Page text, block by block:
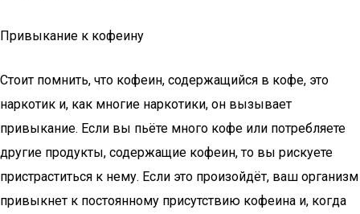
Привыкание к кофеину
Стоит помнить, что кофеин, содержащийся в кофе, это
наркотик и, как многие наркотики, он вызывает
привыкание. Если вы пьёте много кофе или потребляете
другие продукты, содержащие кофеин, то вы рискуете
пристраститься к нему. Если это произойдёт, ваш организм
привыкнет к постоянному присутствию кофеина и, когда